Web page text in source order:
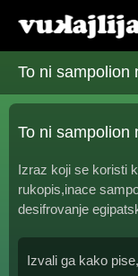
To ni sampolion
To ni sampolion
Izraz koji se koristi
rukopis,inace
desifrovanje
Izvali ga kako